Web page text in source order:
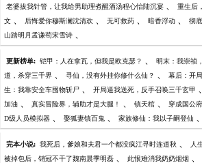
老婆拔我针管，让我给男助理煮醒酒汤程心怡陆沉宴 、 重生后
文 、 后悔爱你穆斯澜沈清欢 、 无可救药 、 暗香浮动 、 彻
山踏明月孟谦荀宋雪诗 、
更新榜单: 铠甲：人在拿瓦，但我是欧克瑟？ 、 明末：我崇祯
道，杀穿三千界 、 寻仙，没有外挂你修什么仙？ 、 幕后：开
生：我靠安全车囤物斩尸 、 开局逼我送死，反手召唤三千玄甲 、
加油 、 真实冒险界，辅助才是大腿！ 、 镇天棺 、 穿成国公
D级人员模拟器 、 娶狐妻镇百鬼 、 家族修仙：我以子嗣登仙 、
完本小说: 我死后，爹娘和夫君一个都没疯江寻时连道秋 、 人
被掉包后，销冠不干了魏南晨季明磊 、 此恨难消我奶奶烟烟 、